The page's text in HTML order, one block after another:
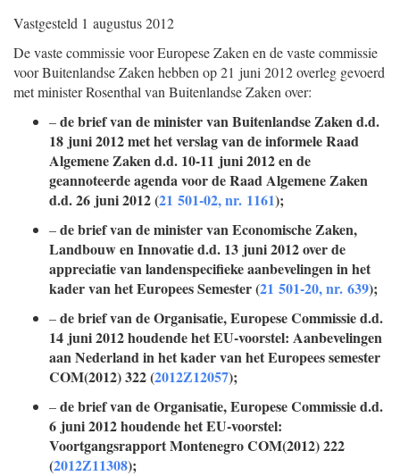
Vastgesteld 1 augustus 2012
De vaste commissie voor Europese Zaken en de vaste commissie
voor Buitenlandse Zaken hebben op 21 juni 2012 overleg gevoerd
met minister Rosenthal van Buitenlandse Zaken over:
–de brief van de minister van Buitenlandse Zaken d.d.
18 juni 2012 met het verslag van de informele Raad
Algemene Zaken d.d. 10-11 juni 2012 en de
geannoteerde agenda voor de Raad Algemene Zaken
d.d. 26 juni 2012 (21 501-02, nr. 1161);
–de brief van de minister van Economische Zaken,
Landbouw en Innovatie d.d. 13 juni 2012 over de
appreciatie van landenspecifieke aanbevelingen in het
kader van het Europees Semester (21 501-20, nr. 639);
–de brief van de Organisatie, Europese Commissie d.d.
14 juni 2012 houdende het EU-voorstel: Aanbevelingen
aan Nederland in het kader van het Europees semester
COM(2012) 322 (2012Z12057);
–de brief van de Organisatie, Europese Commissie d.d.
6 juni 2012 houdende het EU-voorstel:
VoortgangsrapportMontenegro COM(2012) 222
(2012Z11308);